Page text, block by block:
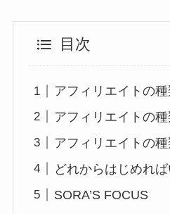
目次
アフィリエイトの種
アフィリエイトの種
アフィリエイトの種
どれからはじめれ
SORA’S FOCUS